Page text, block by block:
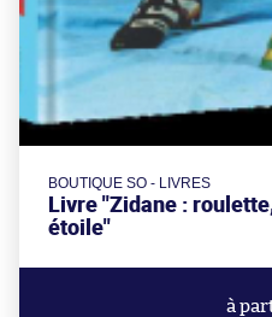
BOUTIQUE SO - LIVRES
Livre "Zidane :
étoile"
à